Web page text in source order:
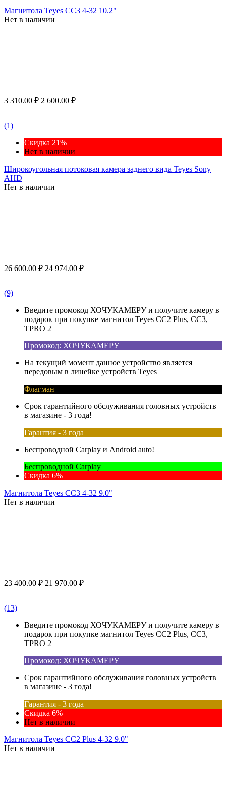
Магнитола Teyes CC3 4-32 10.2"
Нет в наличии
3 310.00 ₽ 2 600.00 ₽
(1)
Скидка 21%
Нет в наличии
Широкоугольная потоковая камера заднего вида Teyes Sony
AHD
Нет в наличии
26 600.00 ₽ 24 974.00 ₽
(9)
Введите промокод ХОЧУКАМЕРУ и получите камеру в
подарок при покупке магнитол Teyes CC2 Plus, CC3,
TPRO 2
Промокод: ХОЧУКАМЕРУ
На текущий момент данное устройство является
передовым в линейке устройств Teyes
Флагман
Срок гарантийного обслуживания головных устройств
в магазине - 3 года!
Гарантия - 3 года
Беспроводной Carplay и Android auto!
Беспроводной Carplay
Скидка 6%
Магнитола Teyes CC3 4-32 9.0"
Нет в наличии
23 400.00 ₽ 21 970.00 ₽
(13)
Введите промокод ХОЧУКАМЕРУ и получите камеру в
подарок при покупке магнитол Teyes CC2 Plus, CC3,
TPRO 2
Промокод: ХОЧУКАМЕРУ
Срок гарантийного обслуживания головных устройств
в магазине - 3 года!
Гарантия - 3 года
Скидка 6%
Нет в наличии
Магнитола Teyes CC2 Plus 4-32 9.0"
Нет в наличии